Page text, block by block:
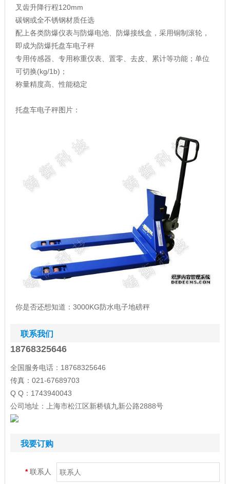
叉齿升降行程120mm
碳钢或全不锈钢材质任选
配上各类防爆仪表与防爆电池、防爆接线盒，采用铜制滚轮，
即成为防爆托盘车电子秤
专用传感器、专用称重仪表、置零、去皮、累计等功能；单位
可切换(kg/1b)；
称量精度高、性能稳定
托盘车电子秤图片：
你是否还想知道： 3000KG防水电子地磅秤
联系我们
18768325646
全国服务电话：18768325646
传真：021-67689703
Q Q：1743940043
公司地址：上海市松江区新桥镇九新公路2888号
我要订购
*联系人